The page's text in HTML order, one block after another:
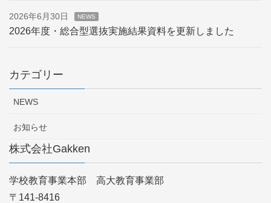
2026年6月30日 NEWS
2026年度・総合型選抜実施結果資料を更新しました
カテゴリー
NEWS
お知らせ
株式会社Gakken
学校教育事業本部 高大教育事業部
〒141-8416